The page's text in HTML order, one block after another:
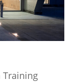
Training